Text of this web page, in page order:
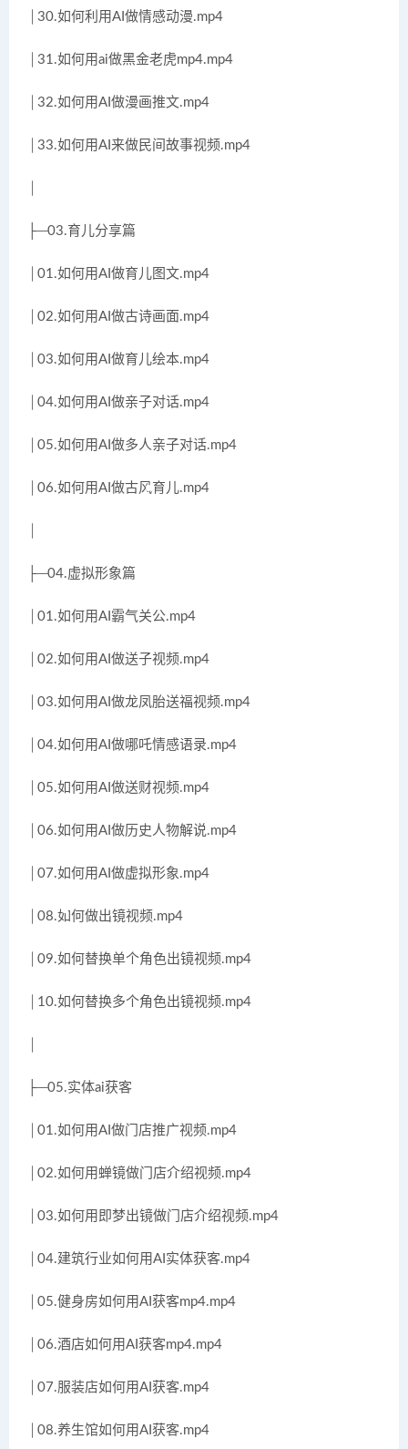
│30.如何利用AI做情感动漫.mp4
│31.如何用ai做黑金老虎mp4.mp4
│32.如何用AI做漫画推文.mp4
│33.如何用AI来做民间故事视频.mp4
├─03.育儿分享篇
│01.如何用AI做育儿图文.mp4
│02.如何用AI做古诗画面.mp4
│03.如何用AI做育儿绘本.mp4
│04.如何用AI做亲子对话.mp4
│05.如何用AI做多人亲子对话.mp4
│06.如何用AI做古风育儿.mp4
├─04.虚拟形象篇
│01.如何用AI霸气关公.mp4
│02.如何用AI做送子视频.mp4
│03.如何用AI做龙凤胎送福视频.mp4
│04.如何用AI做哪吒情感语录.mp4
│05.如何用AI做送财视频.mp4
│06.如何用AI做历史人物解说.mp4
│07.如何用AI做虚拟形象.mp4
│08.如何做出镜视频.mp4
│09.如何替换单个角色出镜视频.mp4
│10.如何替换多个角色出镜视频.mp4
├─05.实体ai获客
│01.如何用AI做门店推广视频.mp4
│02.如何用蝉镜做门店介绍视频.mp4
│03.如何用即梦出镜做门店介绍视频.mp4
│04.建筑行业如何用AI实体获客.mp4
│05.健身房如何用AI获客mp4.mp4
│06.酒店如何用AI获客mp4.mp4
│07.服装店如何用AI获客.mp4
│08.养生馆如何用AI获客.mp4